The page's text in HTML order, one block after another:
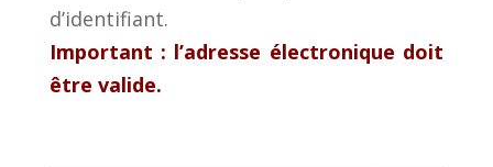
d’identifiant.
Important : l’adresse électronique doit
être valide.